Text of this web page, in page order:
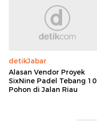
detikJabar
Alasan Vendor Proyek
SixNine Padel Tebang 10
Pohon di Jalan Riau